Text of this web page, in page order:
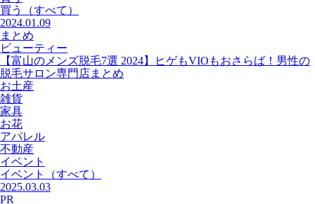
買う
（すべて）
2024.01.09
まとめ
ビューティー
【富山のメンズ脱毛7選 2024】ヒゲもVIOもおさらば！男性の
脱毛サロン専門店まとめ
お土産
雑貨
家具
お花
アパレル
不動産
イベント
イベント
（すべて）
2025.03.03
PR